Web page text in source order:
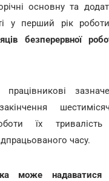
основну та
у перший рік
безперервної
їх тривалість
часу.
може